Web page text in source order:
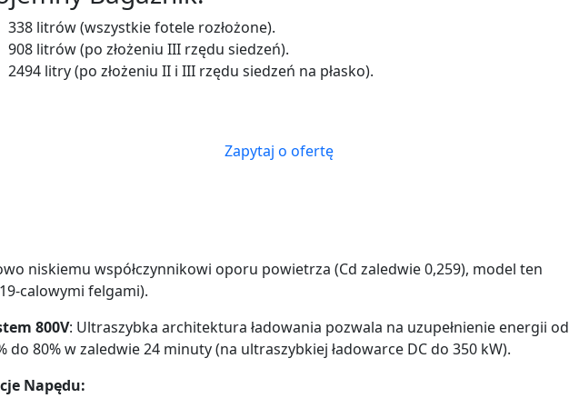
338 litrów (wszystkie fotele rozłożone).
908 litrów (po złożeniu III rzędu siedzeń).
2494 litry (po złożeniu II i III rzędu siedzeń na płasko).
Zapytaj o ofertę
niskiemu współczynnikowi oporu powietrza (Cd zaledwie 0,259), model ten
calowymi felgami).
800V: Ultraszybka architektura ładowania pozwala na uzupełnienie energii od
do 80% w zaledwie 24 minuty (na ultraszybkiej ładowarce DC do 350 kW).
Napędu: